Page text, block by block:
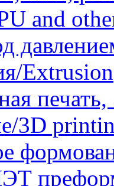
and
Extrusion
3D